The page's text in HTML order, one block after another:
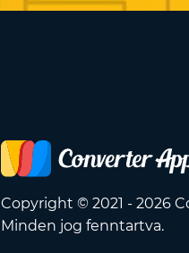
Copyright © 2021 - 2026
Minden jog fenntartva.